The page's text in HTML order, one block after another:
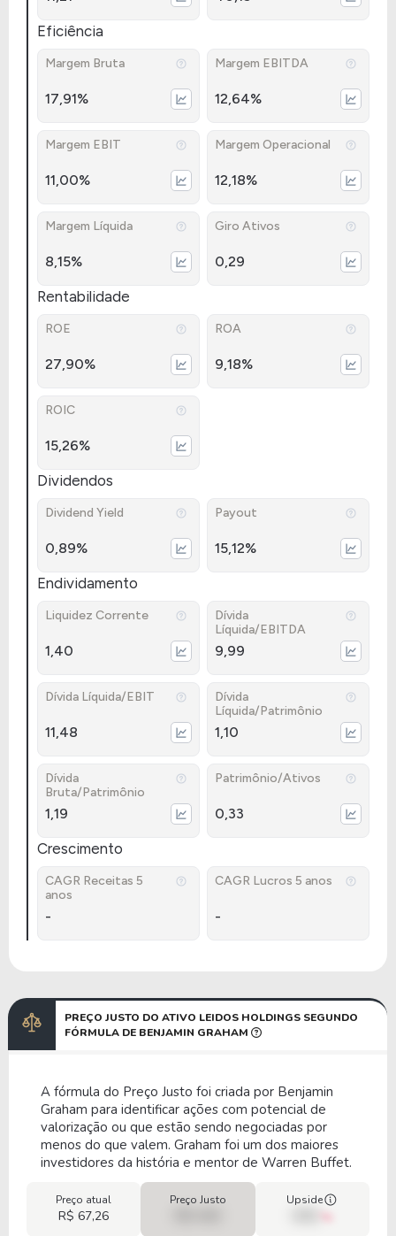
Eficiência
Margem Bruta
17,91%
Margem EBITDA
12,64%
Margem EBIT
11,00%
Margem Operacional
12,18%
Margem Líquida
8,15%
Giro Ativos
0,29
Rentabilidade
ROE
27,90%
ROA
9,18%
ROIC
15,26%
Dividendos
Dividend Yield
0,89%
Payout
15,12%
Endividamento
Liquidez Corrente
1,40
Dívida
Líquida/EBITDA
9,99
Dívida Líquida/EBIT
11,48
Dívida
Líquida/Patrimônio
1,10
Dívida
Bruta/Patrimônio
1,19
Patrimônio/Ativos
0,33
Crescimento
CAGR Receitas 5
anos
-
CAGR Lucros 5 anos
-
PREÇO JUSTO DO ATIVO LEIDOS HOLDINGS SEGUNDO
FÓRMULA DE BENJAMIN GRAHAM
A fórmula do Preço Justo foi criada por Benjamin
Graham para identificar ações com potencial de
valorização ou que estão sendo negociadas por
menos do que valem. Graham foi um dos maiores
investidores da história e mentor de Warren Buffet.
Preço atual
R$ 67,26
Preço Justo Upside